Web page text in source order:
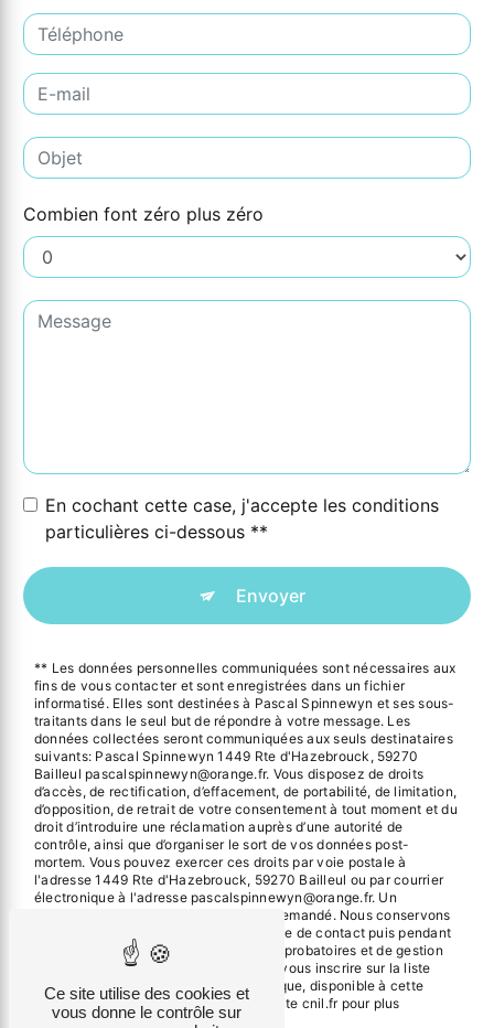
Combien font zéro plus zéro
En cochant cette case, j'accepte les conditions
particulières ci-dessous **
Envoyer
** Les données personnelles communiquées sont nécessaires aux
fins de vous contacter et sont enregistrées dans un fichier
informatisé. Elles sont destinées à Pascal Spinnewyn et ses sous-
traitants dans le seul but de répondre à votre message. Les
données collectées seront communiquées aux seuls destinataires
suivants: Pascal Spinnewyn 1449 Rte d'Hazebrouck, 59270
Bailleul pascalspinnewyn@orange.fr. Vous disposez de droits
d’accès, de rectification, d’effacement, de portabilité, de limitation,
d’opposition, de retrait de votre consentement à tout moment et du
droit d’introduire une réclamation auprès d’une autorité de
contrôle, ainsi que d’organiser le sort de vos données post-
mortem. Vous pouvez exercer ces droits par voie postale à
l'adresse 1449 Rte d'Hazebrouck, 59270 Bailleul ou par courrier
électronique à l'adresse pascalspinnewyn@orange.fr. Un
justificatif d'identité pourra vous être demandé. Nous conservons
vos données pendant la période de prise de contact puis pendant
la durée de prescription légale aux fins probatoires et de gestion
des contentieux. Vous avez le droit de vous inscrire sur la liste
d'opposition au démarchage téléphonique, disponible à cette
adresse:Bloctel.gouv.fr. Consultez le site cnil.fr pour plus
d’informations sur vos droits.
Ce site utilise des cookies et
vous donne le contrôle sur